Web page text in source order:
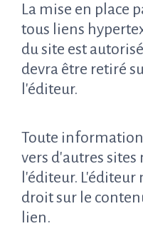
La mise en place
tous liens
du site est
devra être retiré
l'éditeur.
Toute information
vers d'autres sites
l'éditeur. L'éditeur
droit sur le
lien.